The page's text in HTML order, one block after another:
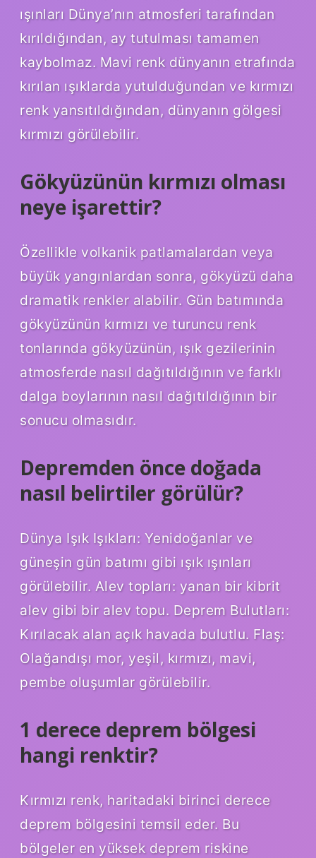
ışınları Dünya’nın atmosferi tarafından
kırıldığından, ay tutulması tamamen
kaybolmaz. Mavi renk dünyanın etrafında
kırılan ışıklarda yutulduğundan ve kırmızı
renk yansıtıldığından, dünyanın gölgesi
kırmızı görülebilir.
Gökyüzünün kırmızı olması
neye işarettir?
Özellikle volkanik patlamalardan veya
büyük yangınlardan sonra, gökyüzü daha
dramatik renkler alabilir. Gün batımında
gökyüzünün kırmızı ve turuncu renk
tonlarında gökyüzünün, ışık gezilerinin
atmosferde nasıl dağıtıldığının ve farklı
dalga boylarının nasıl dağıtıldığının bir
sonucu olmasıdır.
Depremden önce doğada
nasıl belirtiler görülür?
Dünya Işık Işıkları: Yenidoğanlar ve
güneşin gün batımı gibi ışık ışınları
görülebilir. Alev topları: yanan bir kibrit
alev gibi bir alev topu. Deprem Bulutları:
Kırılacak alan açık havada bulutlu. Flaş:
Olağandışı mor, yeşil, kırmızı, mavi,
pembe oluşumlar görülebilir.
1 derece deprem bölgesi
hangi renktir?
Kırmızı renk, haritadaki birinci derece
deprem bölgesini temsil eder. Bu
bölgeler en yüksek deprem riskine